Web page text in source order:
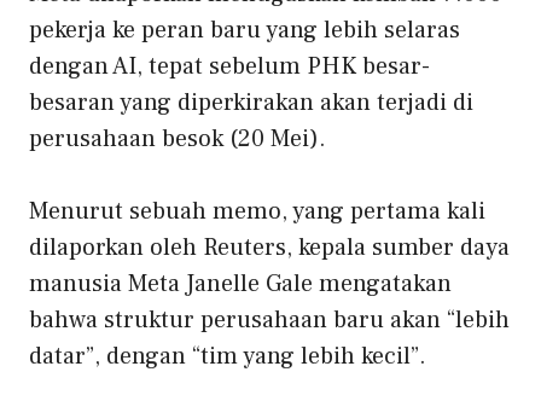
pekerja ke peran baru yang lebih selaras
dengan AI, tepat sebelum PHK besar-
besaran yang diperkirakan akan terjadi di
perusahaan besok (20 Mei).
Menurut sebuah memo, yang pertama kali
dilaporkan oleh Reuters, kepala sumber daya
manusia Meta Janelle Gale mengatakan
bahwa struktur perusahaan baru akan “lebih
datar”, dengan “tim yang lebih kecil”.